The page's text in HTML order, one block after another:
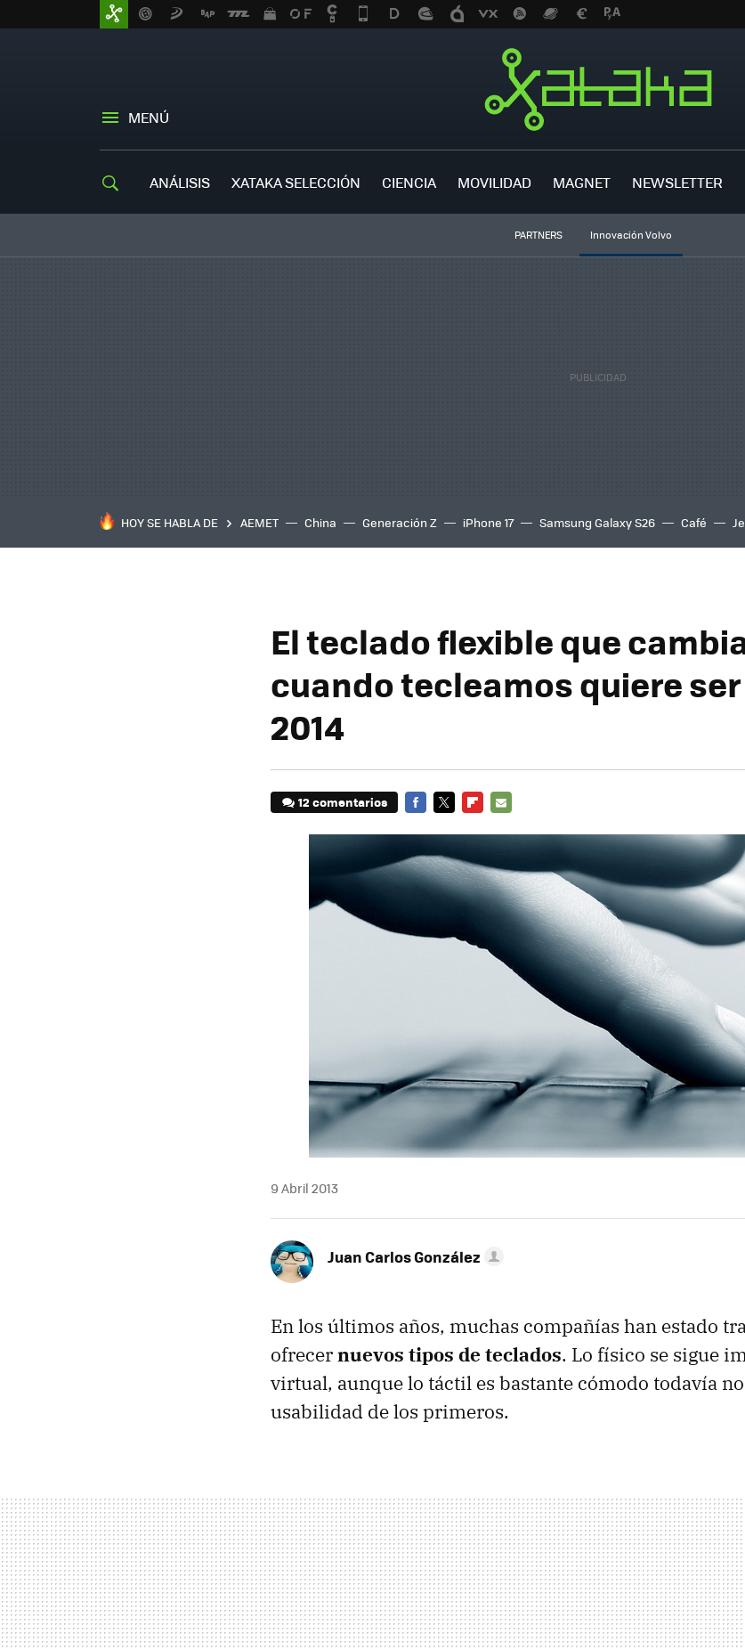
MENÚ
ANÁLISIS XATAKA SELECCIÓN CIENCIA MOVILIDAD MAGNET NEWSLETTER
PARTNERS Innovación Volvo
HOY SE HABLA DE AEMET China Generación Z iPhone 17 Samsung Galaxy S26 Café
El teclado flexible que
cuando tecleamos quiere
2014
12 comentarios
MAIL
9 Abril 2013
Juan Carlos González
En los últimos años, muchas compañías han estado
ofrecernuevos tipos de teclados. Lo físico se sigue
virtual, aunque lo táctil es bastante cómodo todavía
usabilidad de los primeros.